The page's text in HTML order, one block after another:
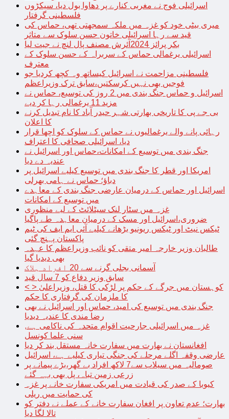
اسرائیلی فوج نے مغربی کنارے پر دھاوا بول دیا، سیکڑوں
فلسطینی گرفتار
میری بیٹی خود کو غزہ میں ملکہ سمجھتی تھی، حماس کی
قید سے رہا اسرائیلی خاتون حسن سلوک سے متاثر
بکر پرائز 2024آئرش مصنف پال لنچ نے جیت لیا
اسرائیلی یرغمالی حماس کے سربراہ کے حسن سلوک کے
معترف
فلسطینی مزاحمت نے اسرائیل کیساتھ وہ کچھ کردیا جو
فوجیں بھی نہیں کرسکتیں،سابق ترک وزیراعظم
اسرائیل و حماس جنگ بندی میں 2 روز کی توسیع، حماس نے
مزید 11 یرغمالی رہا کر دیے
بی جے پی کا تاریخی بھارتی شہر حیدر آباد کا نام تبدیل کرنے
کا اعلان
رہائی پانے والے یرغمالیوں نے حماس کے سلوک کو اچھا قرار
دیا، اسرائیلی صحافی کا اعتراف
جنگ بندی میں توسیع کے امکانات،حماس اور اسرائیل نے
عندیہ دے دیا
امریکا اور قطر کا جنگ بندی میں توسیع کیلیے اسرائیل پر
دباؤ؛ حماس نے ہامی بھرلی
اسرائیل اور حماس کے درمیان عارضی جنگ بندی کے معاہدے
میں توسیع کے امکانات
غزہ میں سٹار لنک سیٹلائٹ کے لیے منظوری
ضروری،اسرائیل اور مسک کے درمیان معاہدہ طے پاگیا
ٹیکس نیٹ اور ٹیکس ریونیو بڑھانے کیلیے آئی ایم ایف کی ٹیم
پاکستان پہنچ گئی
طالبان وزیر خارجہ امیر متقی کو نائب وزیراعظم کا عہدہ
بھی دیدیا گیا
آسمانی بجلی گرنے سے 20 افراد ہلاک
سابق وزیر دفاع کو 7 سال قید
< > کوہستان میں جرگے کے حکم پر لڑکی کا قتل، وزیراعلیٰ
کا ملزمان کی گرفتاری کا حکم
جنگ بندی میں توسیع کی امید، حماس اور اسرائیل نے بھی
رضا مندی کا عندیہ دیدیا
غزہ میں اسرائیلی جارحیت اقوام متحدہ کی ناکامی ہے,
سنی علما کونسل
افغانستان نے بھارت میں سفارت خانہ مستقل بند کر دیا
عارضی وقفہ اگلے مرحلے کی جنگی تیاری کیلیے ہے، اسرائیل
صومالیہ میں سیلاب سے7 لاکھ افراد بے گھر،بڑے پیمانے پر
زرعی زمین تباہ، پل بھی بہہ گئے
کیوبا کے صدر کی قیادت میں امریکی سفارت خانے پر غزہ
کی حمایت میں ریلی
بھارت؛ عدم تعاون پر افغان سفارت خانے کے عملے نے دفتر کو
تالا لگا دیا